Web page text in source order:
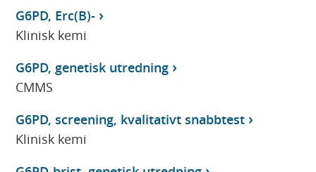
G6PD, Erc(B)-
Klinisk kemi
G6PD, genetisk utredning
CMMS
G6PD, screening, kvalitativt snabbtest
Klinisk kemi